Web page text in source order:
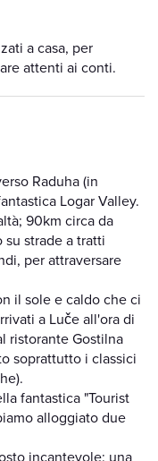
a casa, per
attenti ai conti.
Raduha (in
Logar Valley.
90km circa da
strade a tratti
per attraversare
il sole e caldo che ci
a Luče all'ora di
ristorante Gostilna
soprattutto i classici
fantastica "Tourist
alloggiato due